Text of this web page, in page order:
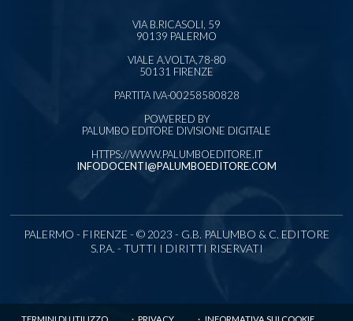
VIA B.RICASOLI, 59
90139 PALERMO
VIALE A.VOLTA,78-80
50131 FIRENZE
PARTITA IVA-00258580828
POWERED BY
PALUMBO EDITORE DIVISIONE DIGITALE
HTTPS://WWW.PALUMBOEDITORE.IT
INFODOCENTI@PALUMBOEDITORE.COM
PALERMO - FIRENZE - © 2023 - G.B. PALUMBO & C. EDITORE
S.P.A. - TUTTI I DIRITTI RISERVATI